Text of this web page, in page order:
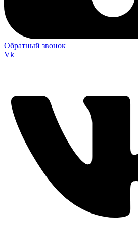
Обратный звонок
Vk